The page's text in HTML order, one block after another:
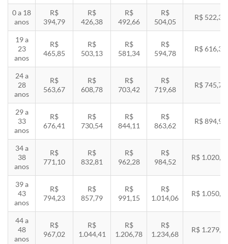
0 a 18
anos
R$
394,79
R$
426,38
R$
492,66
R$
504,05
R$ 522,33
19 a
23
anos
R$
465,85
R$
503,13
R$
581,34
R$
594,78
R$ 616,35
24 a
28
anos
R$
563,67
R$
608,78
R$
703,42
R$
719,68
R$ 745,78
29 a
33
anos
R$
676,41
R$
730,54
R$
844,11
R$
863,62
R$ 894,94
34 a
38
anos
R$
771,10
R$
832,81
R$
962,28
R$
984,52
R$
39 a
43
anos
R$
794,23
R$
857,79
R$
991,15
R$
1.014,06
R$
44 a
48
anos
R$
967,02
R$
1.044,41
R$
1.206,78
R$
1.234,68
R$